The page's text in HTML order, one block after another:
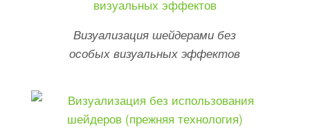
Визуализация шейдерами без
особых визуальных эффектов